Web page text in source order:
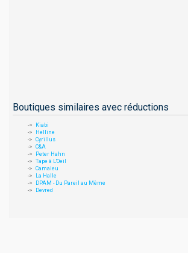
Boutiques similaires avec réductions
Kiabi
Helline
Cyrillus
C&A
Peter Hahn
Tape à L'Oeil
Camaieu
La Halle
DPAM - Du Pareil au Même
Devred